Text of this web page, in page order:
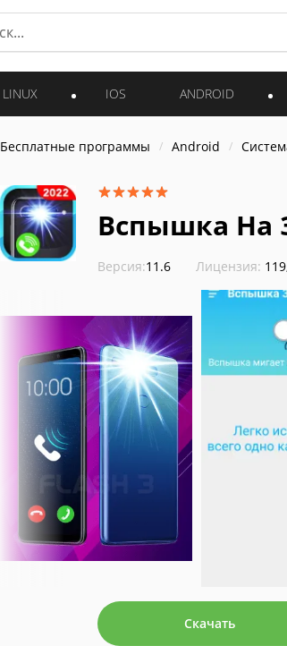
LINUX IOS ANDROID
Бесплатные программы Android
Вспышка На
Версия:11.6 Лицензия:
Скачать